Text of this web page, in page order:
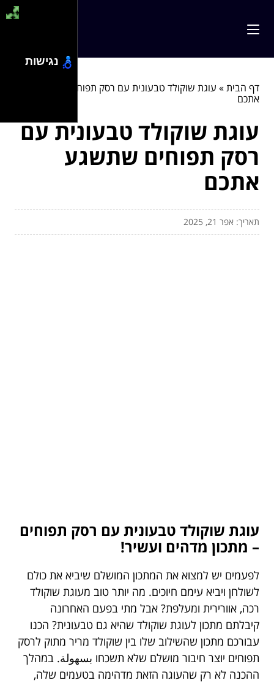
דף הבית» עוגת שוקולד טבעונית עם רסק תפוחים שתשגע
אתכם
עוגת שוקולד טבעונית עם
רסק תפוחים שתשגע
אתכם
תאריך: אפר 21, 2025
עוגת שוקולד טבעונית עם רסק תפוחים
– מתכון מדהים ועשיר!
לפעמים יש למצוא את המתכון המושלם שיביא את כולם
לשולחן ויביא עימם חיוכים. מה יותר טוב מעוגת שוקולד
רכה, אוורירית ומעלפת? אבל מתי בפעם האחרונה
קיבלתם מתכון לעוגת שוקולד שהיא גם טבעונית? הכנו
עבורכם מתכון שהשילוב שלו בין שוקולד מריר מתוק לרסק
תפוחים יוצר חיבור מושלם שלא תשכחו بسهولة. במהלך
ההכנה לא רק שהעוגה הזאת מדהימה בטעמים שלה,
נגישות